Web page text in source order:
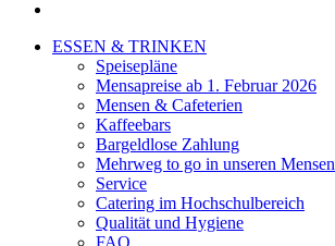
ESSEN & TRINKEN
Speisepläne
Mensapreise ab 1. Februar 2026
Mensen & Cafeterien
Kaffeebars
Bargeldlose Zahlung
Mehrweg to go in unseren Mensen
Service
Catering im Hochschulbereich
Qualität und Hygiene
FAQ